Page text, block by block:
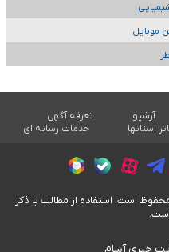
موبایل
آرشیو
تعرفه آگهی
استانها خدمات رسانه ای
است. استفاده از مطالب با ذکر
است.
خبری آسام